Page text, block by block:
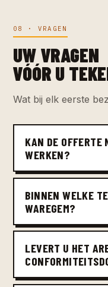
08 · VRAGEN
UW VRAGEN
VÓÓR U
Wat bij elk eerste
KAN DE OFFERTE
WERKEN?
BINNEN WELKE
WAREGEM?
LEVERT U HET